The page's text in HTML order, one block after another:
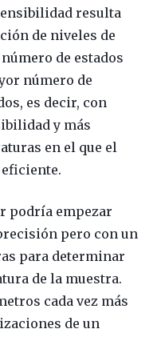
resulta
de niveles de
de estados
número de
es decir, con
y más
en el que el
podría empezar
pero con un
para determinar
de la muestra.
cada vez más
de un